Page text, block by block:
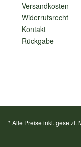
Versandkosten
Widerrufsrecht
Kontakt
Rückgabe
* Alle Preise inkl. gesetzl.